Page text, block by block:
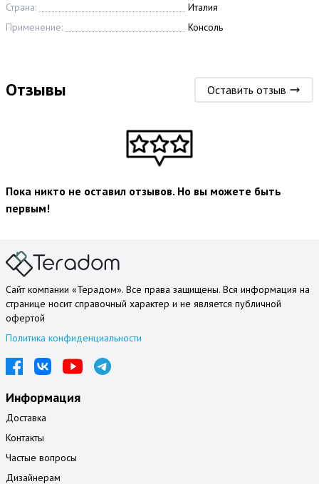
Страна:
Италия
Применение:
Консоль
Отзывы Оставить отзыв
Пока никто не оставил отзывов. Но вы можете быть
первым!
Сайт компании «Терадом». Все права защищены. Вся информация на
странице носит справочный характер и не является публичной
офертой
Политика конфиденциальности
Информация
Доставка
Контакты
Частые вопросы
Дизайнерам